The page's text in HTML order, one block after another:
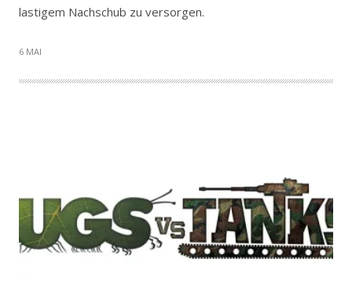
lastigem Nachschub zu versorgen.
6 MAI